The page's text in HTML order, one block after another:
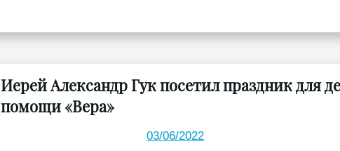
Иерей Александр Гук посетил праздник для
помощи «Вера»
03/06/2022